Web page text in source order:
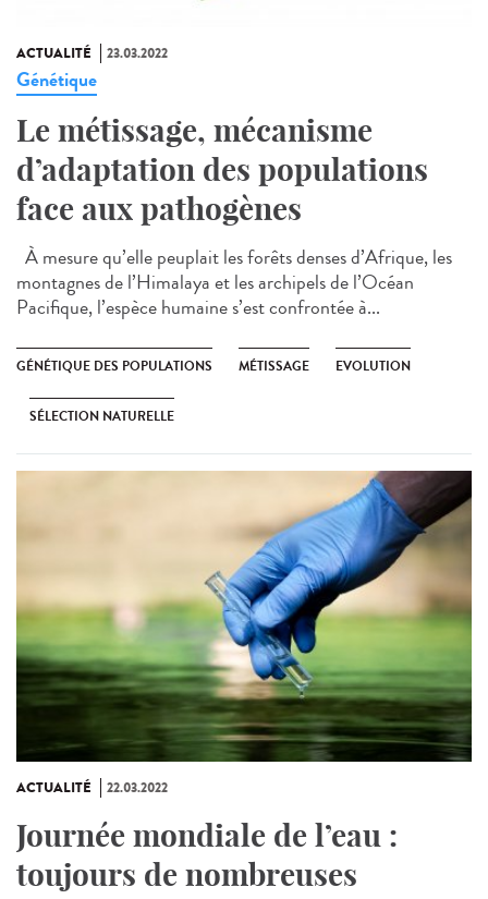
ACTUALITÉ 23.03.2022
Génétique
Le métissage, mécanisme
d’adaptation des populations
face aux pathogènes
À mesure qu’elle peuplait les forêts denses d’Afrique, les
montagnes de l’Himalaya et les archipels de l’Océan
Pacifique, l’espèce humaine s’est confrontée à...
GÉNÉTIQUE DES POPULATIONS MÉTISSAGE EVOLUTION
SÉLECTION NATURELLE
ACTUALITÉ 22.03.2022
Journée mondiale de l’eau :
toujours de nombreuses